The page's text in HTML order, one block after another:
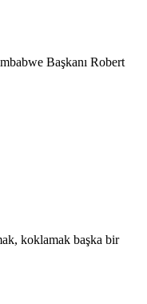
Başkanı Robert
koklamak başka bir